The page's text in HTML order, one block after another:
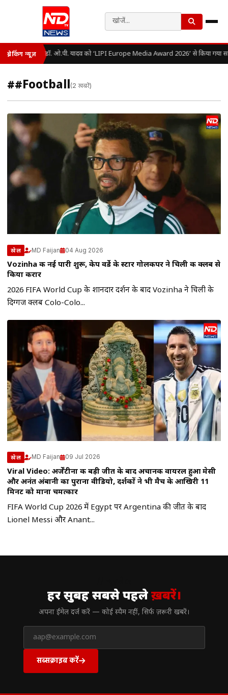
ब्रेकिंग न्यूज़ डॉ. ओ.पी. यादव को ‘LIPI Europe Media Award 2026’ से किया गया
##Football(2 खबरें)
खेल MD Faijan 04 Aug 2026
Vozinha की नई पारी शुरू, केप वर्डे के स्टार गोलकीपर ने चिली की क्लब से
किया करार
2026 FIFA World Cup के शानदार प्रदर्शन के बाद Vozinha ने चिली के
दिग्गज क्लब Colo-Colo...
खेल MD Faijan 09 Jul 2026
Viral Video: अर्जेंटीना की बड़ी जीत के बाद अचानक वायरल हुआ मेसी
और अनंत अंबानी का पुराना वीडियो, दर्शकों ने भी मैच के आखिरी 11
मिनट को माना चमत्कार
FIFA World Cup 2026 में Egypt पर Argentina की जीत के बाद
Lionel Messi और Anant...
हर सुबह सबसे पहलेख़बरें।
अपना ईमेल दर्ज करें — कोई स्पैम नहीं, सिर्फ ज़रूरी खबरें।
सब्सक्राइब करें